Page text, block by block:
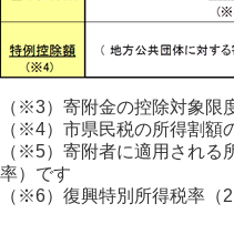
（※3）寄附金の控除対象限
（※4）市県民税の所得割額
（※5）寄附者に適用される
率）です
（※6）復興特別所得税率（